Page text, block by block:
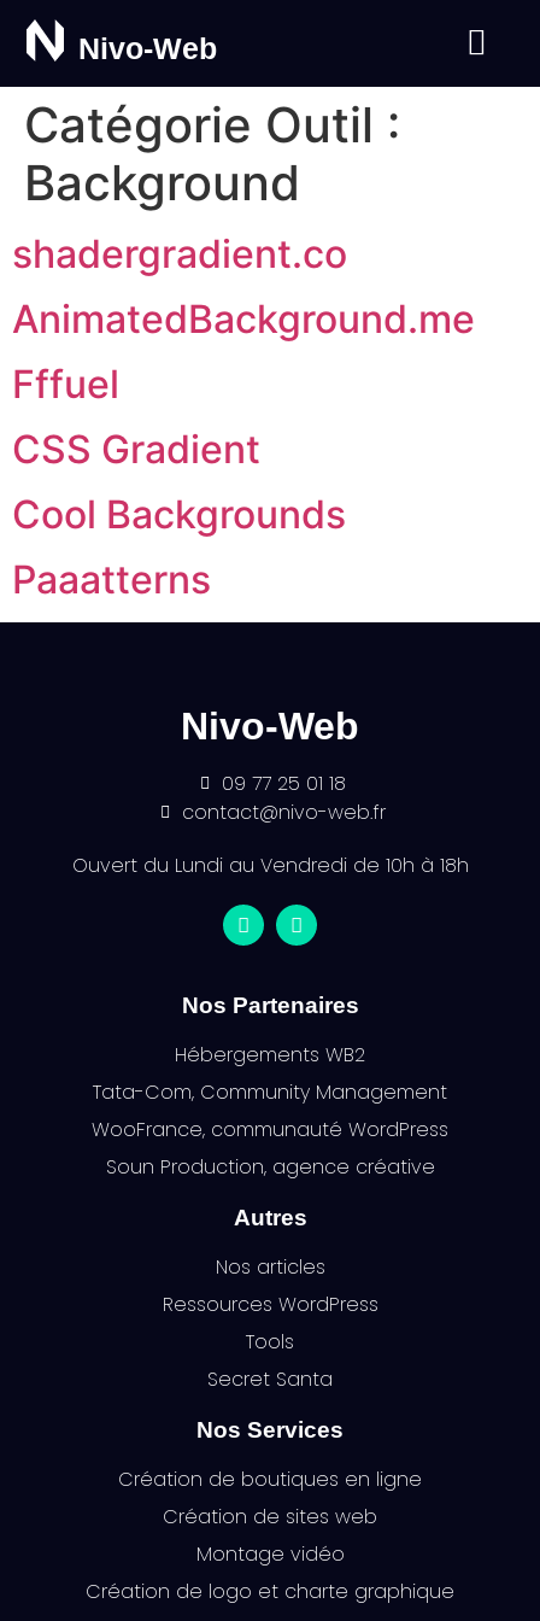
Nivo-Web
Catégorie Outil :
Background
shadergradient.co
AnimatedBackground.me
Fffuel
CSS Gradient
Cool Backgrounds
Paaatterns
Nivo-Web
09 77 25 01 18
contact@nivo-web.fr
Ouvert du Lundi au Vendredi de 10h à 18h
Nos Partenaires
Hébergements WB2
Tata-Com, Community Management
WooFrance, communauté WordPress
Soun Production, agence créative
Autres
Nos articles
Ressources WordPress
Tools
Secret Santa
Nos Services
Création de boutiques en ligne
Création de sites web
Montage vidéo
Création de logo et charte graphique